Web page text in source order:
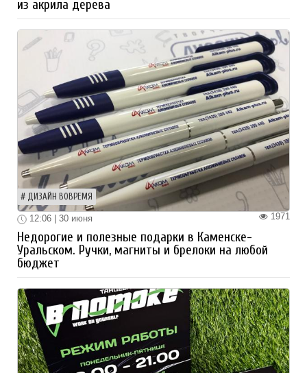
из акрила дерева
ДИЗАЙН ВОВРЕМЯ
1971
12:06 | 30 июня
Недорогие и полезные подарки в Каменске-
Уральском. Ручки, магниты и брелоки на любой
бюджет